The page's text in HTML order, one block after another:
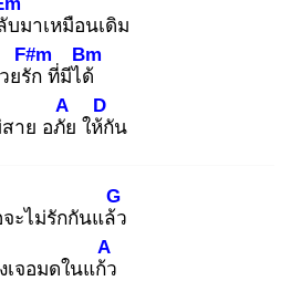
บมาเหมือนเดิม
ยรัก
F#m
ที่มีได้
Bm
าย อภัย
A
ให้กั
D
น
จะไม่รักกันแล้ว
G
เจอมดในแก้ว
A